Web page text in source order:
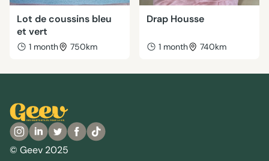
Lot de coussins bleu
et vert
1 month 750km
Drap Housse
1 month 740km
© Geev 2025